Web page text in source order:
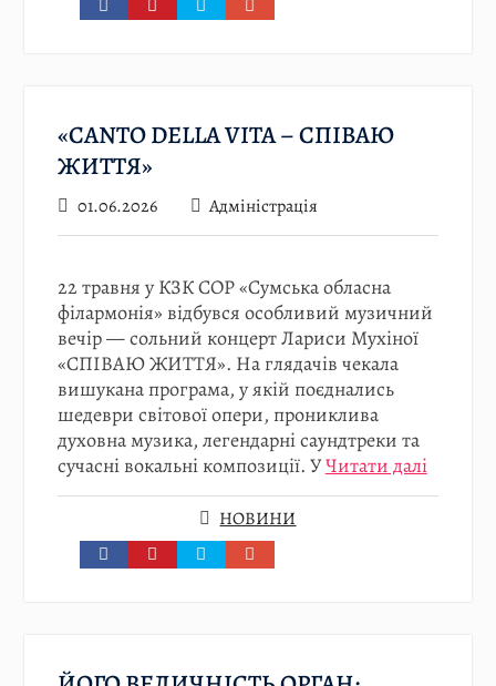
«CANTO DELLA VITA – СПІВАЮ
ЖИТТЯ»
01.06.2026 Адміністрація
22 травня у КЗК СОР «Сумська обласна
філармонія» відбувся особливий музичний
вечір — сольний концерт Лариси Мухіної
«СПІВАЮ ЖИТТЯ». На глядачів чекала
вишукана програма, у якій поєднались
шедеври світової опери, прониклива
духовна музика, легендарні саундтреки та
сучасні вокальні композиції. УЧитати далі
НОВИНИ